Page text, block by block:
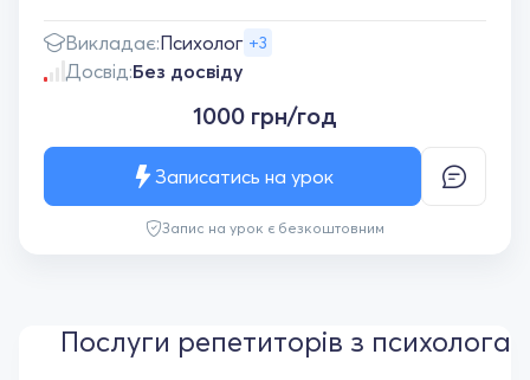
Викладає:Психолог +3
Досвід:Без досвіду
1000 грн/год
Запис на урок є безкоштовним
Записатись на урок
Послуги репетиторів з психолога